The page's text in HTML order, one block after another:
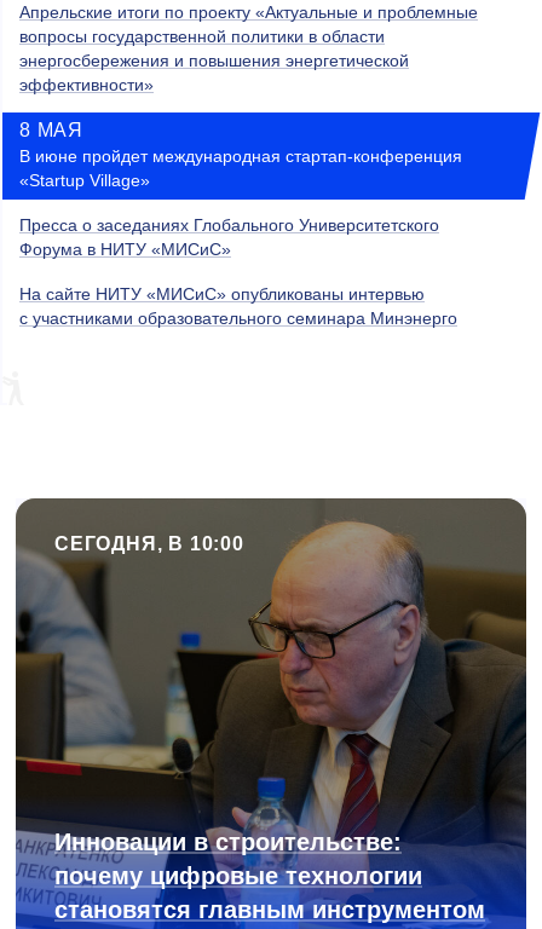
Апрельские итоги по проекту «Актуальные и проблемные
вопросы государственной политики в области
энергосбережения и повышения энергетической
эффективности»
8 МАЯ
В июне пройдет международная стартап-конференция
«Startup Village»
Пресса о заседаниях Глобального Университетского
Форума в НИТУ «МИСиС»
На сайте НИТУ «МИСиС» опубликованы интервью
с участниками образовательного семинара Минэнерго
СЕГОДНЯ, В 10:00
Инновации в строительстве:
почему цифровые технологии
становятся главным инструментом